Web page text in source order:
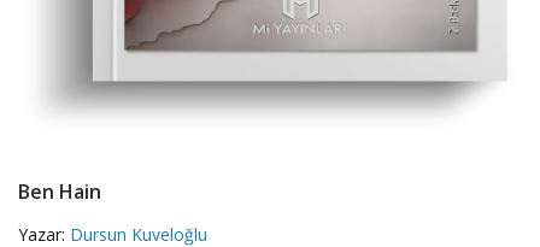
Ben Hain
Yazar: Dursun Kuveloğlu